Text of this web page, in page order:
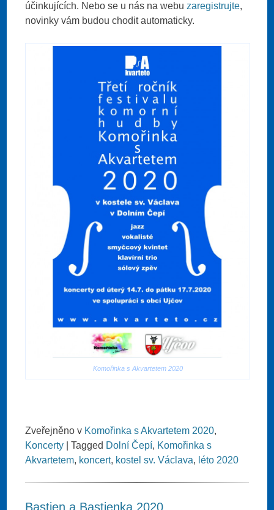
účinkujících. Nebo se u nás na webuzaregistrujte,
novinky vám budou chodit automaticky.
Komořinka s Akvartetem 2020
Zveřejněno v Komořinka s Akvartetem 2020,
Koncerty
|Tagged Dolní Čepí, Komořinka s
Akvartetem, koncert, kostel sv. Václava, léto 2020
Bastien a Bastienka 2020